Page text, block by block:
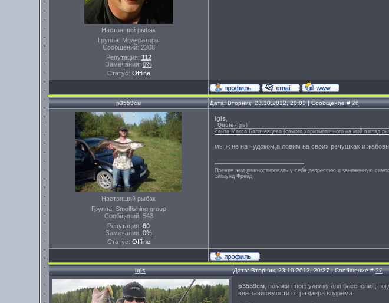
Настоящий рыбак
Группа: Модераторы
Сообщений: 2308
Репутация: 112
Замечания: 0%
Статус: Offline
р3559см Дата: Вторник, 23.10.2012, 20:03 | Сообщение #26
Настоящий рыбак
Группа: Smolfishing group
Сообщений: 543
Репутация: 60
Замечания: 0%
Статус: Offline
Igls
Quote ( Igls)
сайта Макса Балачевцева (самого харизматичного на мой взгляд
мы ж не на чудском,а ловим на своих речушках и
Прежде чем диагностировать у себя депрессию и заниженную
Зигмунд Фрейд
Igls Дата: Вторник, 23.10.2012, 20:37 | Сообщение #27
р3559см , покажи свою удилку для блеснения,
вне зависимости от размера водоема.